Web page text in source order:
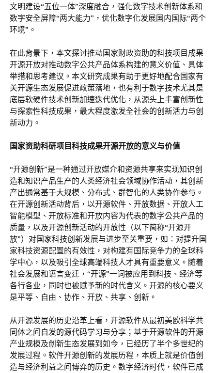
文明建设“五位一体”深度融合，强化数字技术创新体系和
数字安全屏障“两大能力”，优化数字化发展国内国际“两个
环境”。
在此背景下，本文探讨推动国家财政资助的科技项目成果
开源开放对推动数字公共产品体系构建的意义价值、具体
举措和思考建议。本文研究成果有助于更好地配合国家有
关开源生态发展促进政策落地，也有利于数字技术尤其是
底层软硬件技术创新加速迭代优化，从源头上丰富创新性
与探索性科技成果，最大程度激发全社会的创新活力与创
新动力。
国家资助科研项目科技成果开源开放的意义与价值
“开源创新”是一种通过开放媒介和资源共享来实现知识创
造和知识产品生产的人类经济社会领域协作活动，其创新
产出通常基于大规模、分布式、群智化的人类协作参与。
在开源创新活动背后，以开源软件、开放数据、开放人工
智能模型、开放标准和开放内容为代表的数字公共产品的
质量，以及开源创新活动的开放性（以下简称“开源开
放”）对国家科技创新发展与进步至关重要，如：对提升国
家科技资源配置的有效性，对构建有国际竞争力的全球科
学中心，以及吸引全球高端科技人才具有重要意义。随着
社会发展和语言变迁，“开源”一词被应用到科技、经济等
各行各业，同时也被赋予新的时代含义。开源的核心要义
是平等、自由、协作、开放、共享、创新。
从开源发展的历史沿革上看，开源软件从最初美欧科学共
同体之间自发的源代码学习与分享；基于开源软件的开源
产业规模及创新生态发展到如今，已经历了半个多世纪的
发展过程。软件开源创新的发展历程，本质上就是价值创
造与经济利益之间博弈的历史。数字经济时代，软件已成